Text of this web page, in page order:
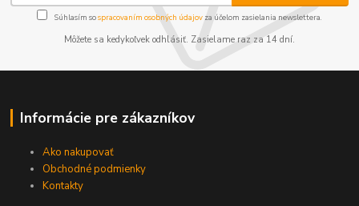
Súhlasím sospracovaním osobných údajov za účelom zasielania newslettera.
Môžete sa kedykoľvek odhlásiť. Zasielame raz za 14 dní.
Informácie pre zákazníkov
Ako nakupovať
Obchodné podmienky
Kontakty